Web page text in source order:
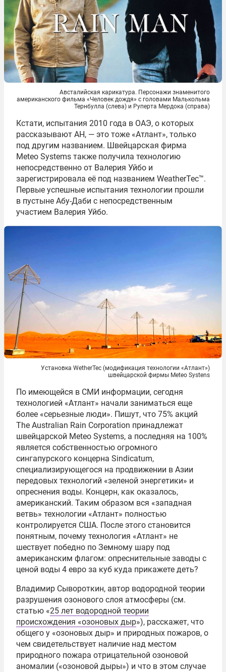
Австалийская карикатура. Персонажи знаменитого
американского фильма «Человек дождя» с головами Малькольма
Тернбулла (слева) и Руперта Мердока (справа)
Кстати, испытания 2010 года в ОАЭ, о которых
рассказывают АН, — это тоже «Атлант», только
под другим названием. Швейцарская фирма
Meteo Systems также получила технологию
непосредственно от Валерия Уйбо и
зарегистрировала её под названием WeatherTec™.
Первые успешные испытания технологии прошли
в пустыне Абу-Даби с непосредственным
участием Валерия Уйбо.
Установка WetherTec (модификация технологии «Атлант»)
швейцарской фирмы Meteo Systens
По имеющейся в СМИ информации, сегодня
технологией «Атлант» начали заниматься еще
более «серьезные люди». Пишут, что 75% акций
The Australian Rain Corporation принадлежат
швейцарской Meteo Systems, а последняя на 100%
является собственностью огромного
сингапурского концерна Sindicatum,
специализирующегося на продвижении в Азии
передовых технологий «зеленой энергетики» и
опреснения воды. Концерн, как оказалось,
американский. Таким образом вся «западная
ветвь» технологии «Атлант» полностью
контролируется США. После этого становится
понятным, почему технология «Атлант» не
шествует победно по Земному шару под
американским флагом: опреснительные заводы с
ценой воды 4 евро за куб куда прикажете деть?
Владимир Сывороткин, автор водородной теории
разрушения озонового слоя атмосферы (см.
статью «25 лет водородной теории
происхождения «озоновых дыр»), расскажет, что
общего у «озоновых дыр» и природных пожаров, о
чем свидетельствует наличие над местом
природного пожара отрицательной озоновой
аномалии («озоновой дыры») и что в этом случае